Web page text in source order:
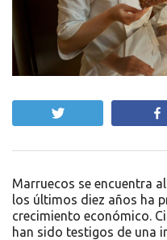
Marruecos se encuentra
los últimos diez años ha
crecimiento económico.
han sido testigos de una